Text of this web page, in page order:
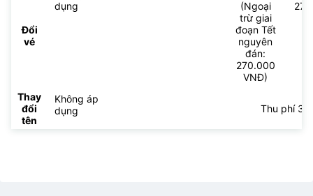
Đổi
vé
dụng
(Ngoại
trừ giai
đoạn Tết
nguyên
đán:
270.000
VNĐ)
Thay
đổi
tên
Không áp
dụng
Thu phí